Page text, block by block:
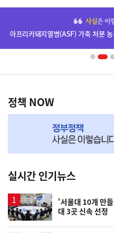
단
영
책
NOW,
뉴
스
정책 NOW
실시간 인기뉴스
'서울대 10개 만
대 3곳 신속 선정